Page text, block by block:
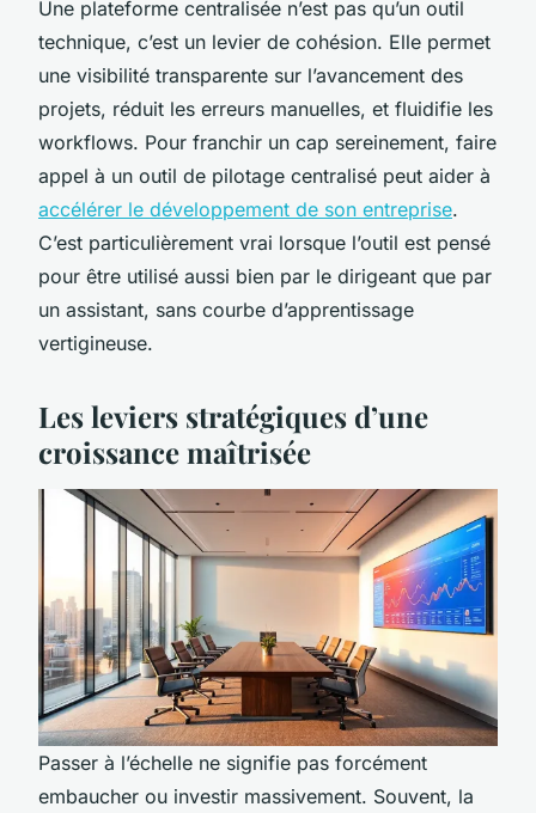
Une plateforme centralisée n’est pas qu’un outil
technique, c’est un levier de cohésion. Elle permet
une visibilité transparente sur l’avancement des
projets, réduit les erreurs manuelles, et fluidifie les
workflows. Pour franchir un cap sereinement, faire
appel à un outil de pilotage centralisé peut aider à
accélérer le développement de son entreprise.
C’est particulièrement vrai lorsque l’outil est pensé
pour être utilisé aussi bien par le dirigeant que par
un assistant, sans courbe d’apprentissage
vertigineuse.
Les leviers stratégiques d’une
croissance maîtrisée
Passer à l’échelle ne signifie pas forcément
embaucher ou investir massivement. Souvent, la